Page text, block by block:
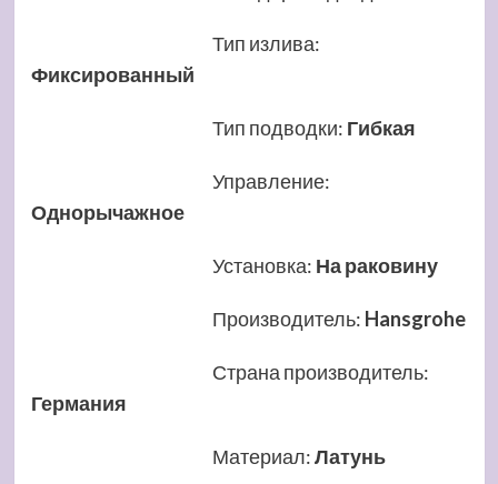
Тип излива:
Фиксированный
Тип подводки: Гибкая
Управление:
Однорычажное
Установка: На раковину
Производитель: Hansgrohe
Страна производитель:
Германия
Материал:Латунь